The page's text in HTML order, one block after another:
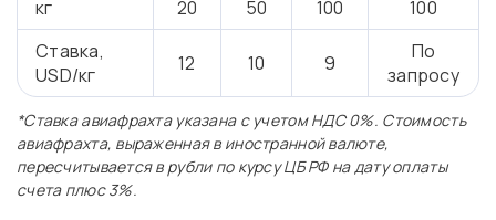
кг
20
50
100
100
Ставка,
USD/кг
12 10 9
По
запросу
*Ставка авиафрахта указана с учетом НДС 0%. Стоимость
авиафрахта, выраженная в иностранной валюте,
пересчитывается в рубли по курсу ЦБ РФ на дату оплаты
счета плюс 3%.